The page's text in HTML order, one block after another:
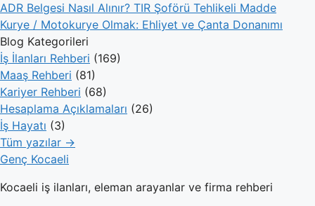
ADR Belgesi Nasıl Alınır? TIR Şoförü Tehlikeli Madde
Kurye / Motokurye Olmak: Ehliyet ve Çanta Donanımı
Blog Kategorileri
İş İlanları Rehberi (169)
Maaş Rehberi (81)
Kariyer Rehberi (68)
Hesaplama Açıklamaları (26)
İş Hayatı (3)
Tüm yazılar →
Genç Kocaeli
Kocaeli iş ilanları, eleman arayanlar ve firma rehberi